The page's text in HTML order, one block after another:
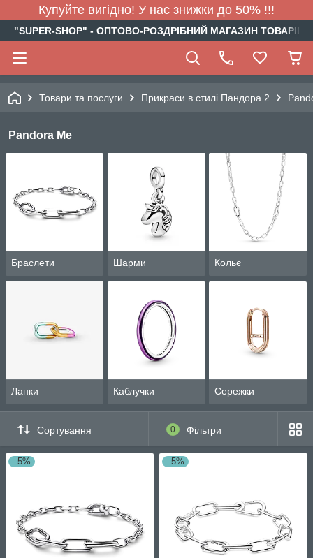
Купуйте вигідно! У нас знижки до 50% !!!
"SUPER-SHOP" - ОПТОВО-РОЗДРІБНИЙ МАГАЗИН
Товари та послуги Прикраси в стилі Пандора 2
Pandora Me
Браслети Шарми Кольє
Ланки Каблучки Сережки
Сортування 0 Фільтри
–5% –5%